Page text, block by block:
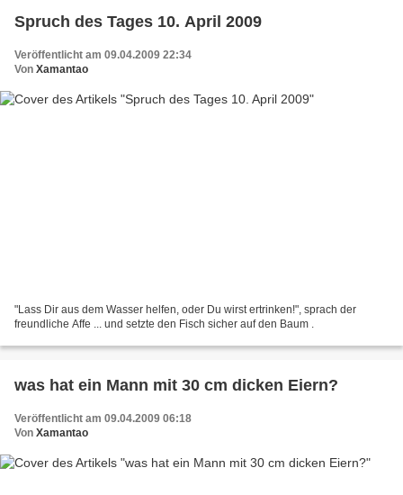
Spruch des Tages 10. April 2009
Veröffentlicht am 09.04.2009 22:34
Von Xamantao
"Lass Dir aus dem Wasser helfen, oder Du wirst ertrinken!", sprach der
freundliche Affe ... und setzte den Fisch sicher auf den Baum .
was hat ein Mann mit 30 cm dicken Eiern?
Veröffentlicht am 09.04.2009 06:18
Von Xamantao